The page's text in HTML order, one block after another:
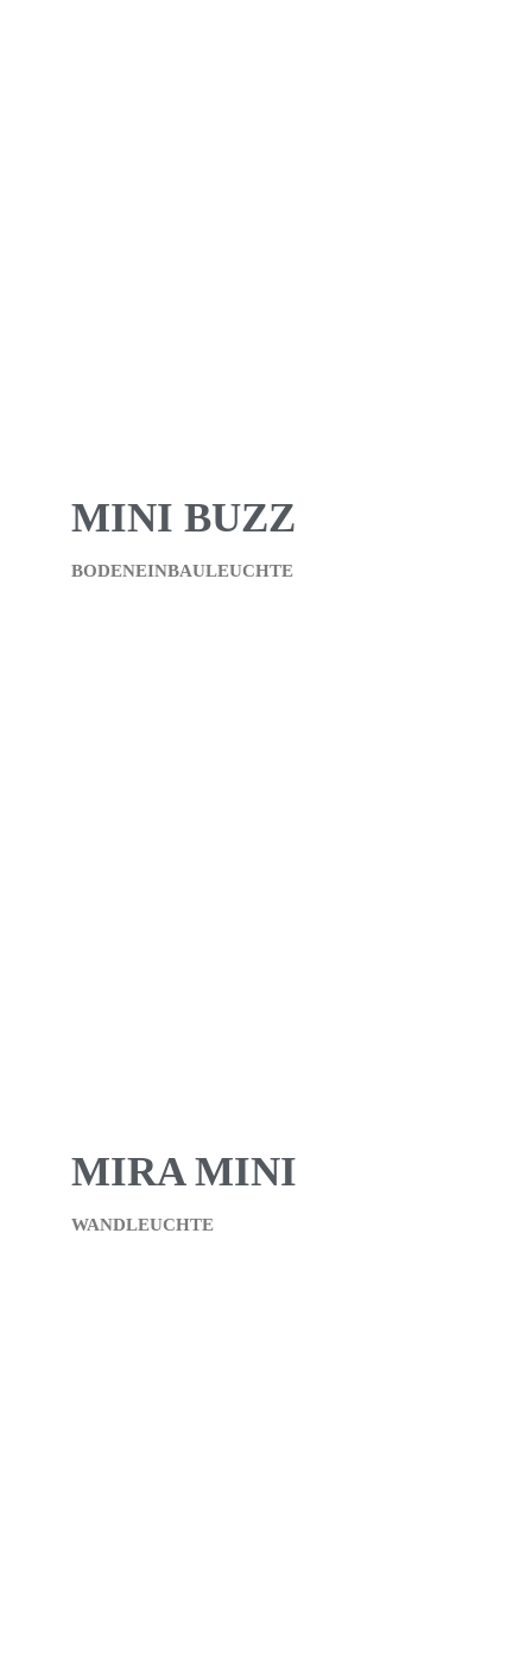
MINI BUZZ
BODENEINBAULEUCHTE
MIRA MINI
WANDLEUCHTE